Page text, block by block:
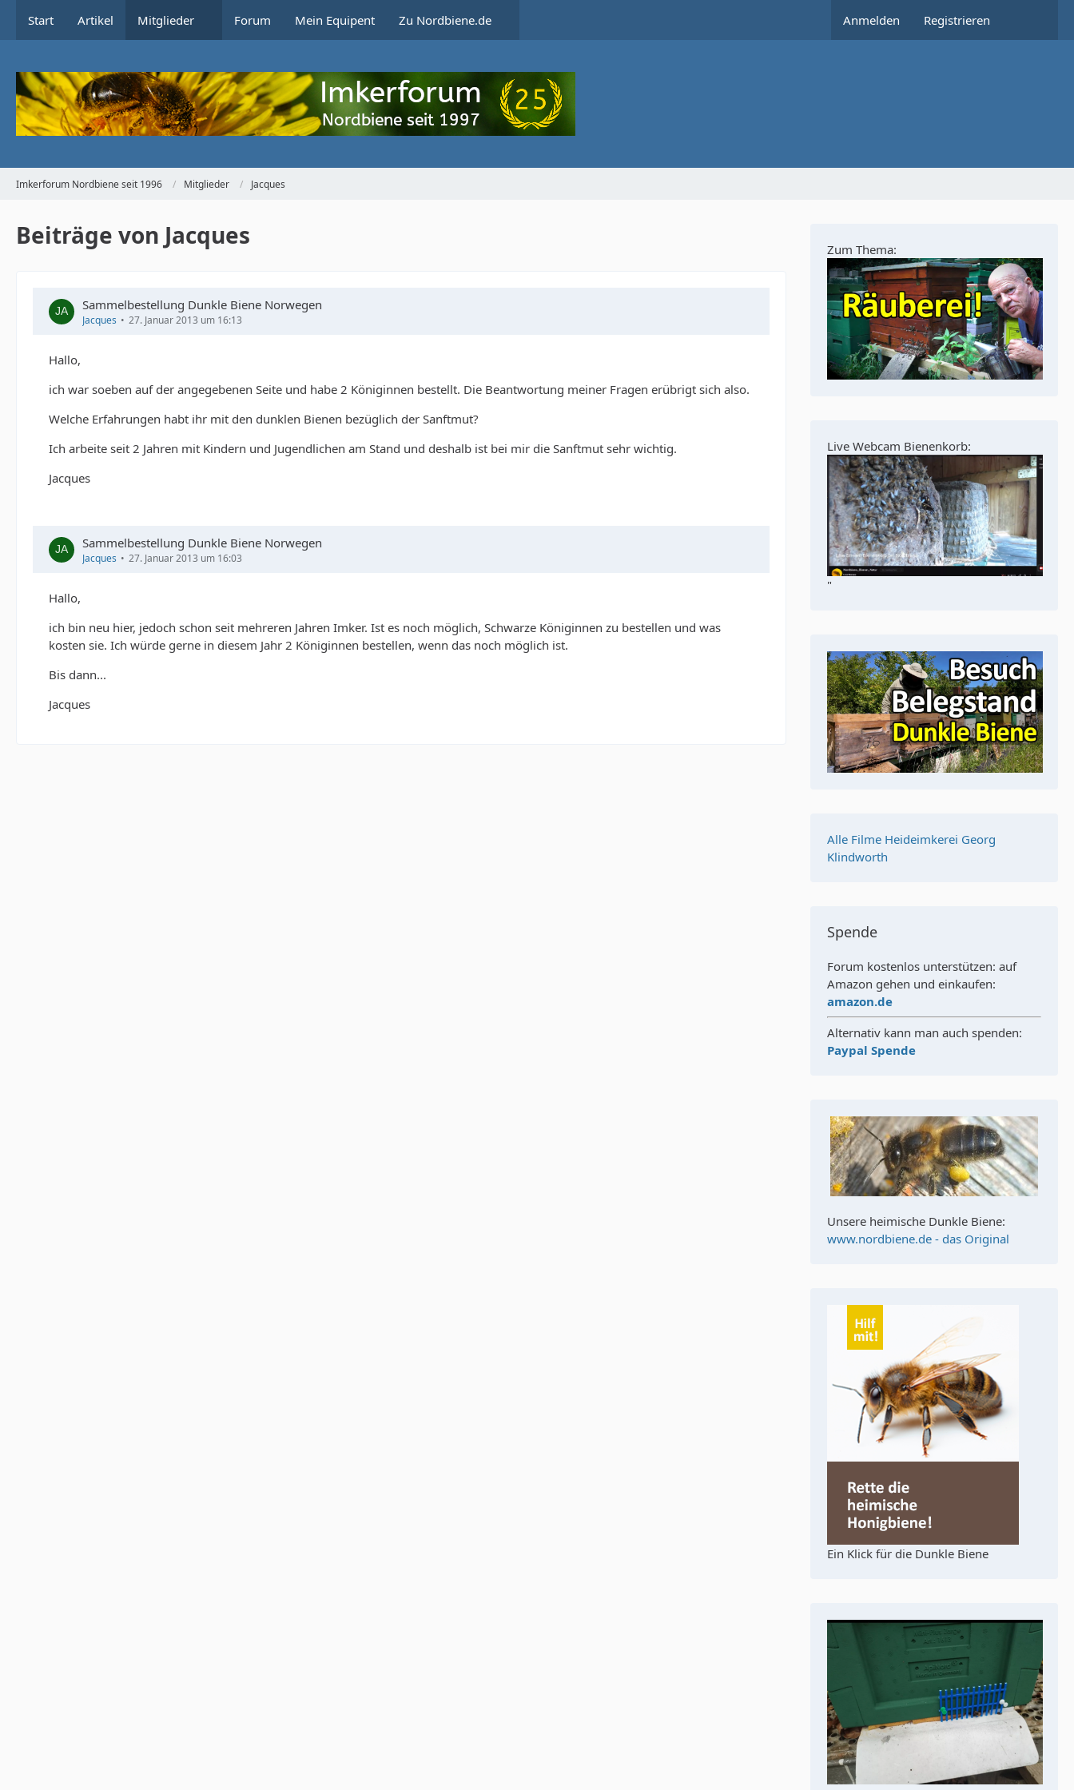
Start Artikel Mitglieder Forum Mein Equipent Zu Nordbiene.de Anmelden Registrieren
Imkerforum Nordbiene seit 1996 Mitglieder Jacques
Beiträge von Jacques
Sammelbestellung Dunkle Biene Norwegen
Jacques 27. Januar 2013 um 16:13
Hallo,
ich war soeben auf der angegebenen Seite und habe 2 Königinnen bestellt. Die Beantwortung meiner Fragen erübrigt sich also.
Welche Erfahrungen habt ihr mit den dunklen Bienen bezüglich der Sanftmut?
Ich arbeite seit 2 Jahren mit Kindern und Jugendlichen am Stand und deshalb ist bei mir die Sanftmut sehr wichtig.
Jacques
Sammelbestellung Dunkle Biene Norwegen
Jacques 27. Januar 2013 um 16:03
Hallo,
ich bin neu hier, jedoch schon seit mehreren Jahren Imker. Ist es noch möglich, Schwarze Königinnen zu bestellen und was
kosten sie. Ich würde gerne in diesem Jahr 2 Königinnen bestellen, wenn das noch möglich ist.
Bis dann...
Jacques
Zum Thema:
Live Webcam Bienenkorb:
"
Alle Filme Heideimkerei Georg
Klindworth
Spende
Forum kostenlos unterstützen: auf
Amazon gehen und einkaufen:
amazon.de
Alternativ kann man auch spenden:
Paypal Spende
Unsere heimische Dunkle Biene:
www.nordbiene.de - das Original
Ein Klick für die Dunkle Biene